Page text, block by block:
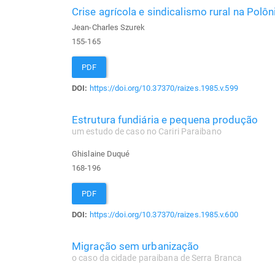
Crise agrícola e sindicalismo rural na
Jean-Charles Szurek
155-165
PDF
DOI: https://doi.org/10.37370/raizes.1985.v.599
Estrutura fundiária e pequena produção
um estudo de caso no Cariri Paraibano
Ghislaine Duqué
168-196
PDF
DOI: https://doi.org/10.37370/raizes.1985.v.600
Migração sem urbanização
o caso da cidade paraibana de Serra Branca